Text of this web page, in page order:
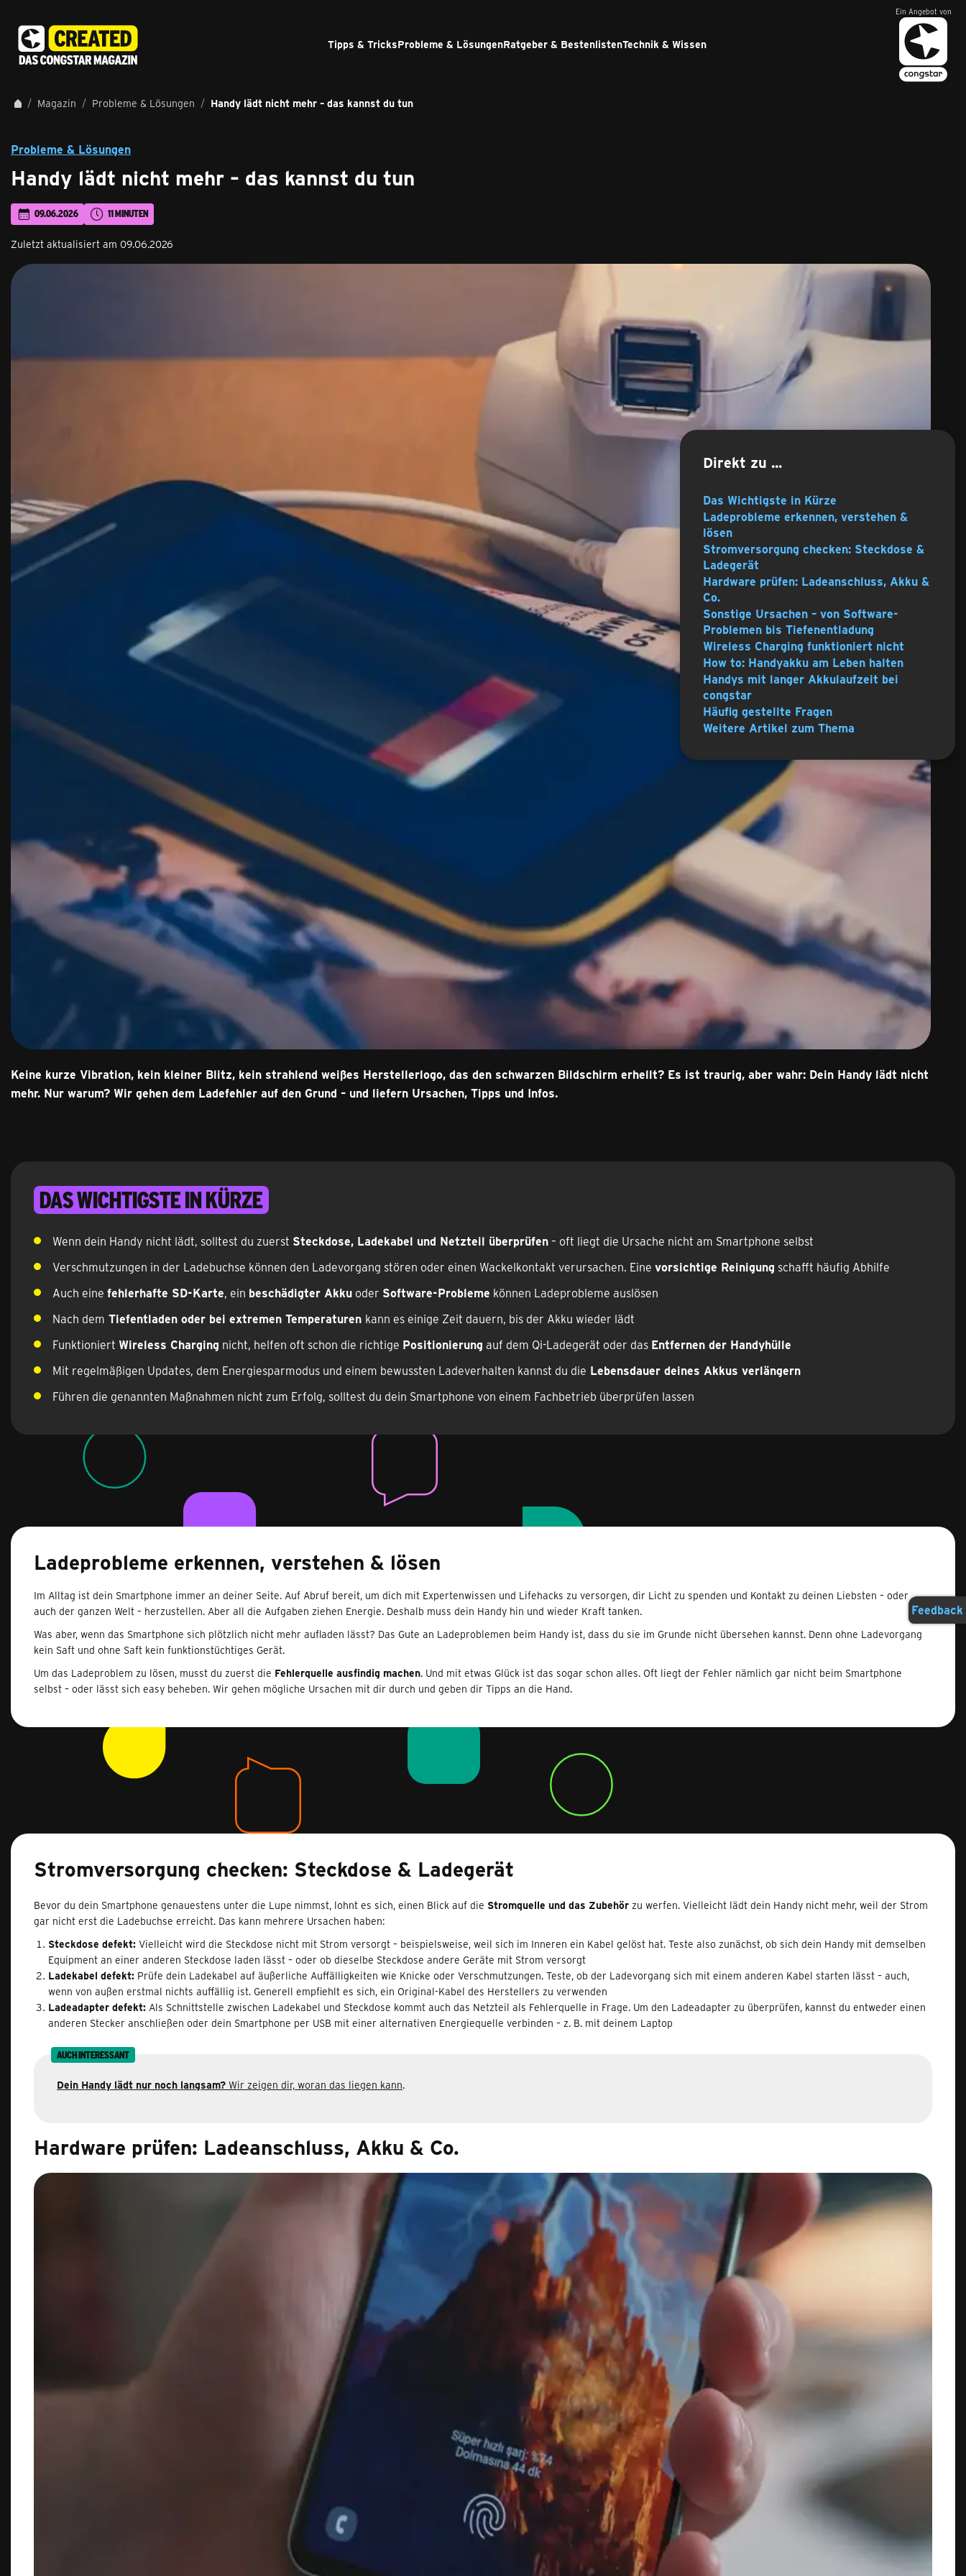
Tipps & TricksProbleme & LösungenRatgeber & BestenlistenTechnik & Wissen
Ein Angebot von
Magazin Probleme & Lösungen Handy lädt nicht mehr – das kannst du tun
Probleme & Lösungen
Handy lädt nicht mehr – das kannst du tun
09.06.2026 11 MINUTEN
Zuletzt aktualisiert am 09.06.2026
Keine kurze Vibration, kein kleiner Blitz, kein strahlend weißes Herstellerlogo, das den schwarzen Bildschirm erhellt? Es ist traurig, aber wahr: Dein Handy lädt nicht
mehr. Nur warum? Wir gehen dem Ladefehler auf den Grund – und liefern Ursachen, Tipps und Infos.
Das Wichtigste in Kürze
Wenn dein Handy nicht lädt, solltest du zuerst Steckdose, Ladekabel und Netzteil überprüfen– oft liegt die Ursache nicht am Smartphone selbst
Verschmutzungen in der Ladebuchse können den Ladevorgang stören oder einen Wackelkontakt verursachen. Eine vorsichtige Reinigung schafft häufig Abhilfe
Auch eine fehlerhafte SD-Karte, ein beschädigter Akku oder Software-Probleme können Ladeprobleme auslösen
Nach dem Tiefentladen oder bei extremen Temperaturen kann es einige Zeit dauern, bis der Akku wieder lädt
Funktioniert Wireless Charging nicht, helfen oft schon die richtige Positionierung auf dem Qi-Ladegerät oder das Entfernen der Handyhülle
Mit regelmäßigen Updates, dem Energiesparmodus und einem bewussten Ladeverhalten kannst du die Lebensdauer deines Akkus verlängern
Führen die genannten Maßnahmen nicht zum Erfolg, solltest du dein Smartphone von einem Fachbetrieb überprüfen lassen
Ladeprobleme erkennen, verstehen & lösen
Im Alltag ist dein Smartphone immer an deiner Seite. Auf Abruf bereit, um dich mit Expertenwissen und Lifehacks zu versorgen, dir Licht zu spenden und Kontakt zu deinen Liebsten – oder
auch der ganzen Welt – herzustellen. Aber all die Aufgaben ziehen Energie. Deshalb muss dein Handy hin und wieder Kraft tanken.
Was aber, wenn das Smartphone sich plötzlich nicht mehr aufladen lässt? Das Gute an Ladeproblemen beim Handy ist, dass du sie im Grunde nicht übersehen kannst. Denn ohne Ladevorgang
kein Saft und ohne Saft kein funktionstüchtiges Gerät.
Um das Ladeproblem zu lösen, musst du zuerst die Fehlerquelle ausfindig machen. Und mit etwas Glück ist das sogar schon alles. Oft liegt der Fehler nämlich gar nicht beim Smartphone
selbst – oder lässt sich easy beheben. Wir gehen mögliche Ursachen mit dir durch und geben dir Tipps an die Hand.
Stromversorgung checken: Steckdose & Ladegerät
Bevor du dein Smartphone genauestens unter die Lupe nimmst, lohnt es sich, einen Blick auf die Stromquelle und das Zubehör zu werfen. Vielleicht lädt dein Handy nicht mehr, weil der Strom
gar nicht erst die Ladebuchse erreicht. Das kann mehrere Ursachen haben:
Steckdose defekt: Vielleicht wird die Steckdose nicht mit Strom versorgt – beispielsweise, weil sich im Inneren ein Kabel gelöst hat. Teste also zunächst, ob sich dein Handy mit demselben
Equipment an einer anderen Steckdose laden lässt – oder ob dieselbe Steckdose andere Geräte mit Strom versorgt
Ladekabel defekt: Prüfe dein Ladekabel auf äußerliche Auffälligkeiten wie Knicke oder Verschmutzungen. Teste, ob der Ladevorgang sich mit einem anderen Kabel starten lässt – auch,
wenn von außen erstmal nichts auffällig ist. Generell empfiehlt es sich, ein Original-Kabel des Herstellers zu verwenden
Ladeadapter defekt: Als Schnittstelle zwischen Ladekabel und Steckdose kommt auch das Netzteil als Fehlerquelle in Frage. Um den Ladeadapter zu überprüfen, kannst du entweder einen
anderen Stecker anschließen oder dein Smartphone per USB mit einer alternativen Energiequelle verbinden – z. B. mit deinem Laptop
AUCH INTERESSANT
Dein Handy lädt nur noch langsam? Wir zeigen dir, woran das liegen kann.
Hardware prüfen: Ladeanschluss, Akku & Co.
Direkt zu ...
Das Wichtigste in Kürze
Ladeprobleme erkennen, verstehen &
lösen
Stromversorgung checken: Steckdose &
Ladegerät
Hardware prüfen: Ladeanschluss, Akku &
Co.
Sonstige Ursachen – von Software-
Problemen bis Tiefenentladung
Wireless Charging funktioniert nicht
How to: Handyakku am Leben halten
Handys mit langer Akkulaufzeit bei
congstar
Häufig gestellte Fragen
Weitere Artikel zum Thema
Feedback